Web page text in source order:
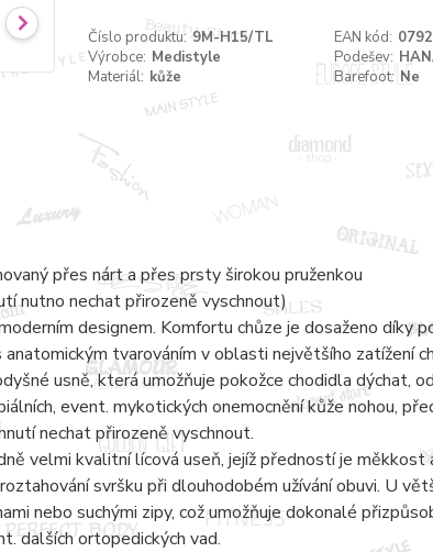
Číslo produktu: 9M-H15/TL EAN kód:
Výrobce: Medistyle Podešev:
Materiál: kůže Barefoot: Ne
přes nárt a přes prsty širokou pruženkou
nutno nechat přirozeně vyschnout)
designem. Komfortu chůze je dosaženo díky
tvarováním v oblasti největšího zatížení
usně, která umožňuje pokožce chodidla dýchat,
event. mykotických onemocnění kůže nohou,
nechat přirozeně vyschnout.
velmi kvalitní lícová useň, jejíž předností je měkkost
svršku při dlouhodobém užívání obuvi. U
nebo suchými zipy, což umožňuje dokonalé
dalších ortopedických vad.